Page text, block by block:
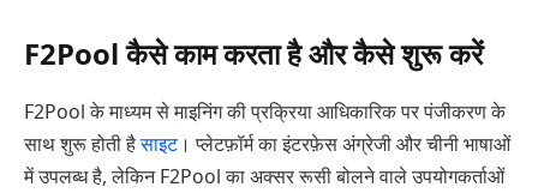
F2Pool कैसे काम करता है और कैसे शुरू करें
F2Pool के माध्यम से माइनिंग की प्रक्रिया आधिकारिक पर पंजीकरण के
साथ शुरू होती हैसाइट। प्लेटफ़ॉर्म का इंटरफ़ेस अंग्रेजी और चीनी भाषाओं
में उपलब्ध है, लेकिन F2Pool का अक्सर रूसी बोलने वाले उपयोगकर्ताओं